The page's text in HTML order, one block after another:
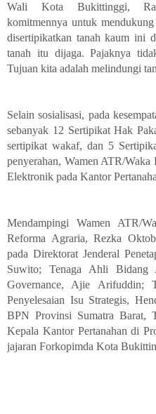
Wali Kota Bukittinggi,
komitmennya untuk
disertipikatkan tanah kaum ini
tanah itu dijaga. Pajaknya
Tujuan kita adalah melindungi
Selain sosialisasi, pada
sebanyak 12 Sertipikat Hak
sertipikat wakaf, dan 5
penyerahan, Wamen ATR/
Elektronik pada Kantor
Mendampingi Wamen ATR/
Reforma Agraria, Rezka
pada Direktorat Jenderal
Suwito; Tenaga Ahli Bidang
Governance, Ajie Arifuddin;
Penyelesaian Isu Strategis,
BPN Provinsi Sumatra Barat,
Kepala Kantor Pertanahan di
jajaran Forkopimda Kota